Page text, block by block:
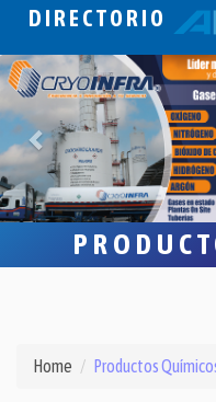
DIRECTORIO
Home Productos